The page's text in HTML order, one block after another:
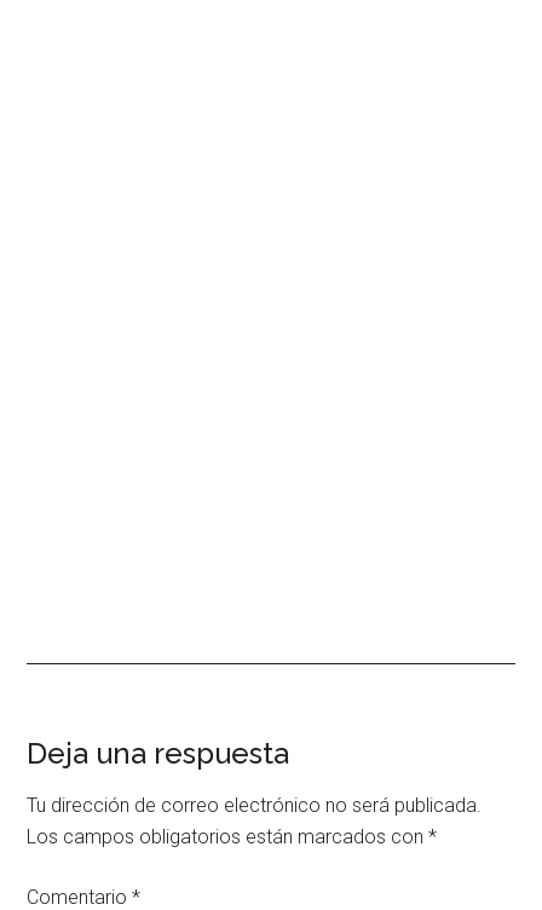
Interacciones
con
los
lectores
Deja una respuesta
Tu dirección de correo electrónico no será publicada.
Los campos obligatorios están marcados con*
Comentario*